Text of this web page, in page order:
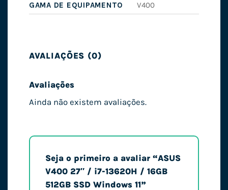
GAMA DE EQUIPAMENTO V400
AVALIAÇÕES (0)
Avaliações
Ainda não existem avaliações.
Seja o primeiro a avaliar “ASUS
V400 27″ / i7-13620H / 16GB
512GB SSD Windows 11”